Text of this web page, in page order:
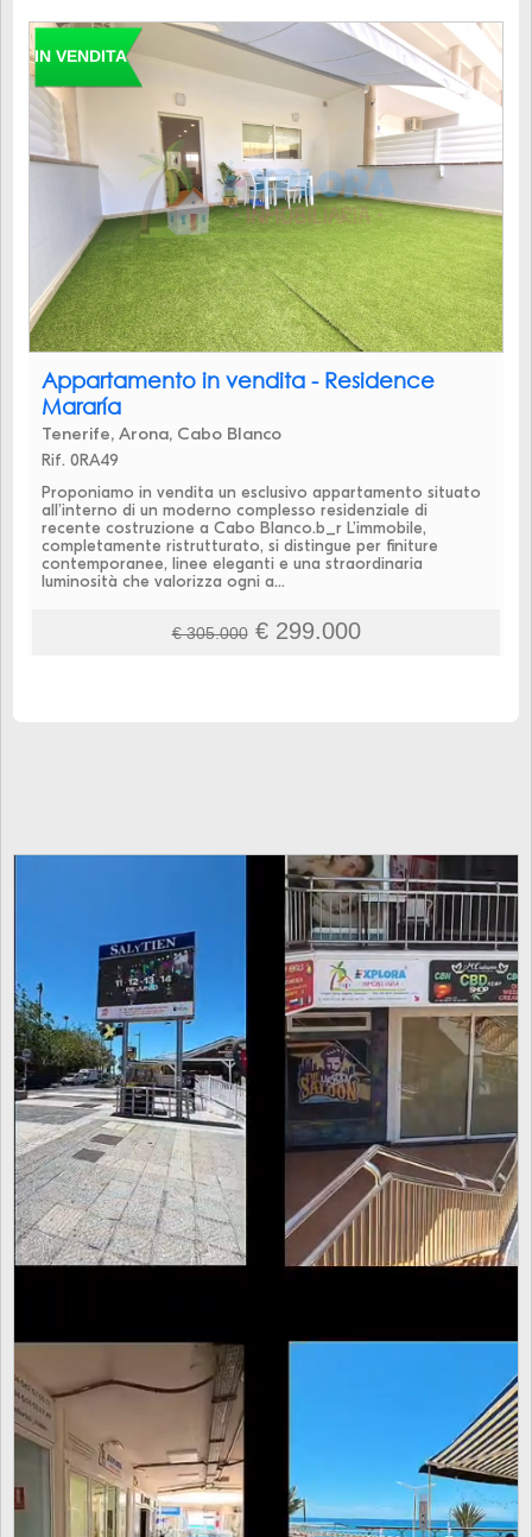
IN VENDITA
Appartamento in vendita - Residence
Mararía
Tenerife, Arona, Cabo Blanco
Rif. 0RA49
Proponiamo in vendita un esclusivo appartamento situato
all’interno di un moderno complesso residenziale di
recente costruzione a Cabo Blanco.b_r L’immobile,
completamente ristrutturato, si distingue per finiture
contemporanee, linee eleganti e una straordinaria
luminosità che valorizza ogni a...
€ 305.000€ 299.000